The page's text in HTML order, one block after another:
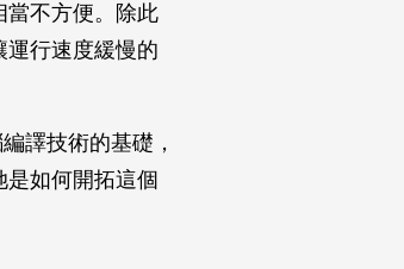
當不方便。除此
運行速度緩慢的
譯技術的基礎，
如何開拓這個